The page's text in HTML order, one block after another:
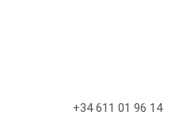
+34 611 01 96 14